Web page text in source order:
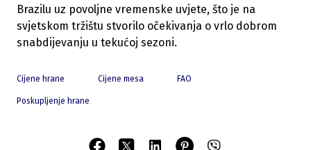
Brazilu uz povoljne vremenske uvjete, što je na
svjetskom tržištu stvorilo očekivanja o vrlo dobrom
snabdijevanju u tekućoj sezoni.
Cijene hrane Cijene mesa FAO
Poskupljenje hrane